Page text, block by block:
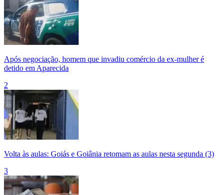
Após negociação, homem que invadiu comércio da ex-mulher é
detido em Aparecida
2
Volta às aulas: Goiás e Goiânia retomam as aulas nesta segunda (3)
3